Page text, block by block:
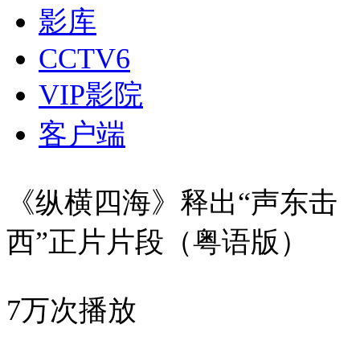
影库
CCTV6
VIP影院
客户端
《纵横四海》释出“声东击
西”正片片段（粤语版）
7万次播放